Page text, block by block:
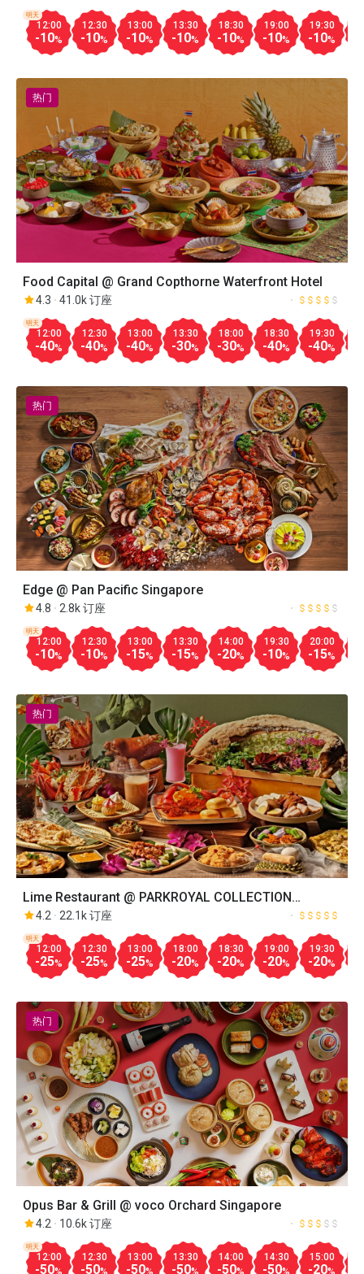
12:00
-10%
明天
12:30
-10%
13:00
-10%
13:30
-10%
18:30
-10%
19:00
-10%
19:30
-10%
Food Capital @ Grand Copthorne Waterfront Hotel
4.3 41.0k 订座
12:00
-40%
明天
12:30
-40%
13:00
-40%
13:30
-30%
18:00
-30%
18:30
-40%
19:30
-40%
热门
Edge @ Pan Pacific Singapore
4.8 2.8k 订座
12:00
-10%
明天
12:30
-10%
13:00
-15%
13:30
-15%
14:00
-20%
19:30
-10%
20:00
-15%
热门
Lime Restaurant @ PARKROYAL COLLECTION
Pickering, Singapore
4.2 22.1k 订座
12:00
-25%
明天
12:30
-25%
13:00
-25%
18:00
-20%
18:30
-20%
19:00
-20%
19:30
-20%
热门
Opus Bar & Grill @ voco Orchard Singapore
4.2 10.6k 订座
12:00
-50%
明天
12:30
-50%
13:00
-50%
13:30
-50%
14:00
-50%
14:30
-50%
15:00
-20%
热门